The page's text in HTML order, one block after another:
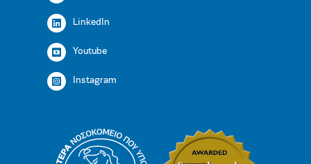
LinkedIn
Youtube
Instagram